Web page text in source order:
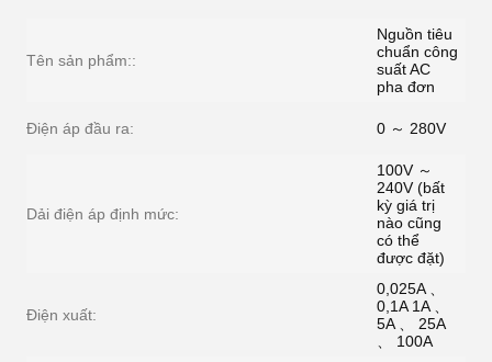
Tên sản phẩm::
Nguồn tiêu
chuẩn công
suất AC
pha đơn
Điện áp đầu ra: 0 ～ 280V
Dải điện áp định mức:
100V ～
240V (bất
kỳ giá trị
nào cũng
có thể
được đặt)
Điện xuất:
0,025A 、
0,1A 1A 、
5A 、 25A
、 100A